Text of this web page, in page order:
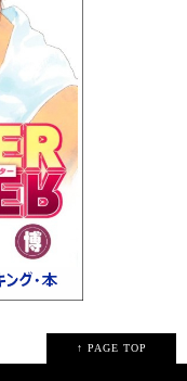
↑ PAGE TOP